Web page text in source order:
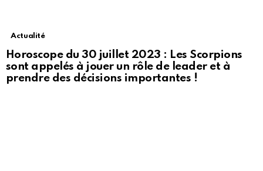
Actualité
Horoscope du 30 juillet 2023 : Les Scorpions
sont appelés à jouer un rôle de leader et à
prendre des décisions importantes !